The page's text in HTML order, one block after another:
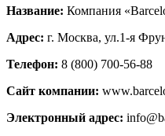
Название: Компания
Адрес: г. Москва, ул.1-я
Телефон: 8 (800) 700-56-88
Сайт компании:
Электронный адрес: